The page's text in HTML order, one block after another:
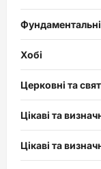
Хобі
Церковні та
Цікаві та
Цікаві та